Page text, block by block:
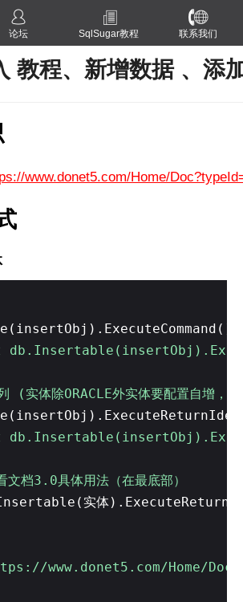
论坛 SqlSugar教程 联系我们
教程、新增数据 、添
www.donet5.com/Home/
(实体除ORACLE外实体要配置自增，
档3.0具体用法（在最底部）
实体
www.donet5.com/Home/